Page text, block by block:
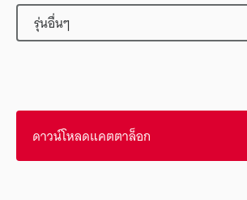
รุ่นอื่นๆ
ดาวน์โหลดแคตตาล็อก